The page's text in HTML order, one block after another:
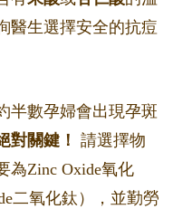
醫生選擇安全的抗痘
半數孕婦會出現孕斑
對關鍵！ 請選擇物
為Zinc Oxide氧化
二氧化鈦），並勤勞